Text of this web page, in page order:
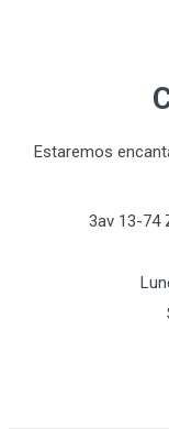
Estaremos
3av 13-74